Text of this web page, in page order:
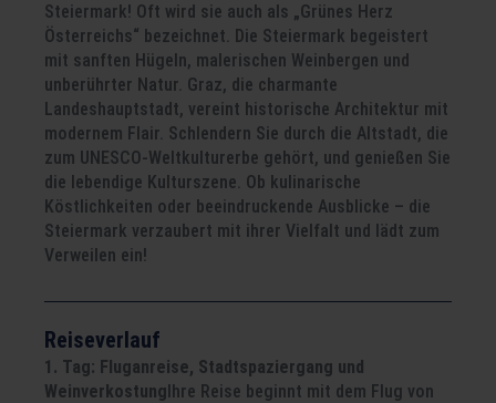
Steiermark! Oft wird sie auch als „Grünes Herz
Österreichs“ bezeichnet. Die Steiermark begeistert
mit sanften Hügeln, malerischen Weinbergen und
unberührter Natur. Graz, die charmante
Landeshauptstadt, vereint historische Architektur mit
modernem Flair. Schlendern Sie durch die Altstadt, die
zum UNESCO-Weltkulturerbe gehört, und genießen Sie
die lebendige Kulturszene. Ob kulinarische
Köstlichkeiten oder beeindruckende Ausblicke – die
Steiermark verzaubert mit ihrer Vielfalt und lädt zum
Verweilen ein!
Reiseverlauf
1. Tag: Fluganreise, Stadtspaziergang und
WeinverkostungIhre Reise beginnt mit dem Flug von